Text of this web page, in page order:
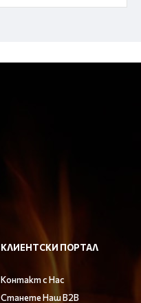
КЛИЕНТСКИ ПОРТАЛ
Контакт с Нас
Станете Наш B2B